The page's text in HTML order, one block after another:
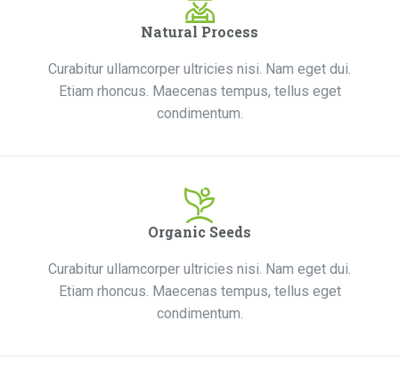
Natural Process
Curabitur ullamcorper ultricies nisi. Nam eget dui.
Etiam rhoncus. Maecenas tempus, tellus eget
condimentum.
Organic Seeds
Curabitur ullamcorper ultricies nisi. Nam eget dui.
Etiam rhoncus. Maecenas tempus, tellus eget
condimentum.